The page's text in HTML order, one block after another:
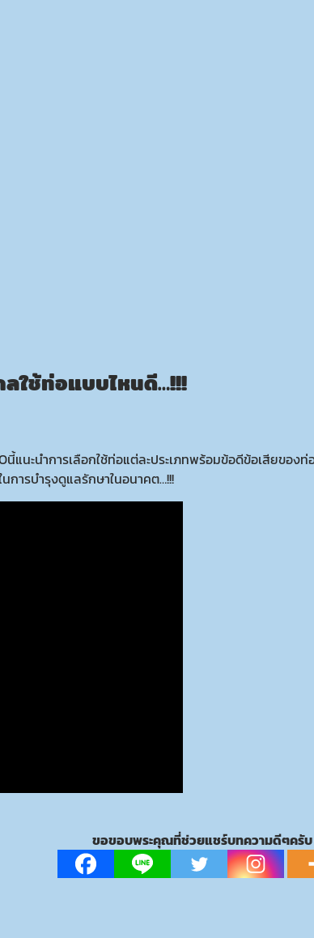
ลใช้ท่อแบบไหนดี…!!!
นี้แนะนำการเลือกใช้ท่อแต่ละประเภทพร้อมข้อดีข้อเสียขอ
การบำรุงดูแลรักษาในอนาคต…!!!
ขอขอบพระคุณที่ช่วยแชร์บทความดีๆครับ